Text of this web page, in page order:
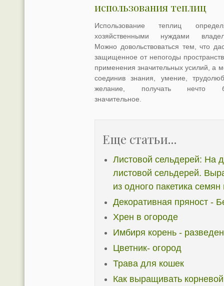
использования теплиц
Использование теплиц
хозяйственными нуждами
Можно довольствоваться тем, что
защищенное от непогоды
применения значительных усилий, а
соединив знания, умение,
желание, получать нечто
значительное.
Еще статьи...
Листовой сельдерей: На
листовой сельдерей.
из одного пакетика
Декоративная пряност -
Хрен в огороде
Имбиря корень -
Цветник- огород
Трава для кошек
Как выращивать